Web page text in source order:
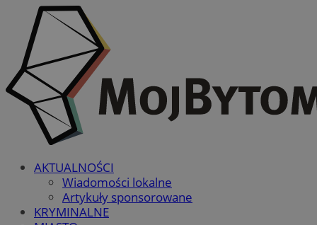
AKTUALNOŚCI
Wiadomości lokalne
Artykuły sponsorowane
KRYMINALNE